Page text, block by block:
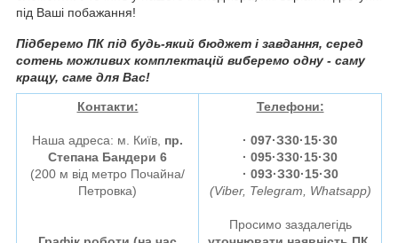
під Ваші побажання!
Підберемо ПК під будь-який бюджет і завдання, серед
сотень можливих комплектацій виберемо одну - саму
кращу, саме для Вас!
Контакти:
Наша адреса: м. Київ, пр.
Степана Бандери 6
(200 м від метро Почайна/
Петровка)
Телефони:
· 097·ЗЗ0·15·З0
· 095·ЗЗ0·15·З0
· 09З·ЗЗ0·15·З0
(Viber, Telegram, Whatsapp)
Просимо заздалегідь